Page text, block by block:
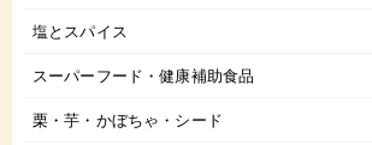
塩とスパイス
スーパーフード・健康補助食品
栗・芋・かぼちゃ・シード